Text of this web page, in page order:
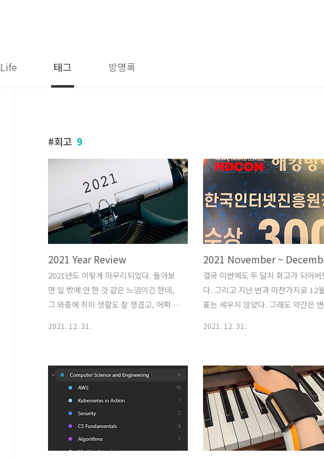
Life 태그 방명록
회고 9
2021 Year Review
2021년도 이렇게 마무리되었다. 돌아보
면 일 밖에 안 한 것 같은 느낌이긴 한데,
그 와중에 취미 생활도 잘 챙겼고, 어쩌다
낌이라 그렇다. 지난 월별 회고들을 돌아
보며 적당히 발췌하면 무엇을 했는지 정
리할 수 있을 것 같다. 회사 이야기 1월에
이슈가 터졌었다. 폭풍 같은 1월이어서
2020년 15월이라는 느낌이 강했다. 다행
히도 2021년 13월은 없을 것 같다. 이 정
도면 매우 평온한 상태인 것 같다. 2월부
2021. 12. 31.
2021 November ~
결국 이번에도 두 달치 회고가 되어버
다. 그리고 지난 번과 마찬가지로 12
표는 세우지 않았다. 그래도 약간은
고 있다 보니 자연스럽게 야근이 많아
고, 원래 하고 싶었던 일들은 자연스
뒷전이 되어버렸다. 아쉽지만, 그만
얻어간 부분이 많으니 괜찮다고 생각
고, 앞으로 더 잘하면 될 것이다. 🖥️
Computer Science: 전공 챙기기 원
네크워크 개론 책을 보기로 했었는데,
2021. 12. 31.